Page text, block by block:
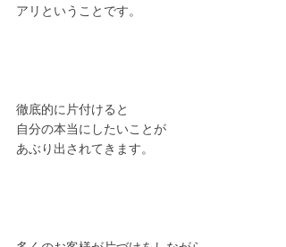
アリということです。
徹底的に片付けると
自分の本当にしたいことが
あぶり出されてきます。